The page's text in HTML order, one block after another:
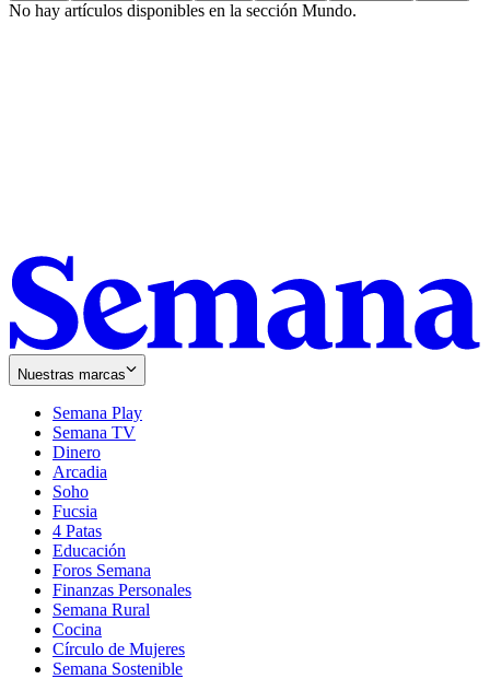
No hay artículos disponibles en la sección Mundo.
Nuestras marcas
Semana Play
Semana TV
Dinero
Arcadia
Soho
in
new
window
Fucsia
in
new
window
4 Patas
Educación
Foros Semana
Finanzas Personales
Semana Rural
Cocina
Círculo de Mujeres
Semana Sostenible